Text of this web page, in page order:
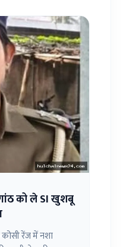
को ले SI खुशबू
रेंज में नशा